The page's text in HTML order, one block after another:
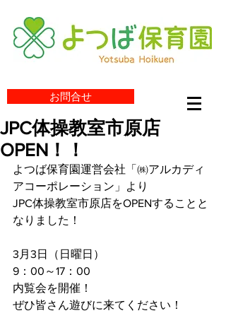
お問合せ
JPC体操教室市原店
OPEN！！
よつば保育園運営会社「㈱アルカディ
アコーポレーション」より
JPC体操教室市原店をOPENすることと
なりました！
3月3日（日曜日）
9：00～17：00
内覧会を開催！
ぜひ皆さん遊びに来てください！